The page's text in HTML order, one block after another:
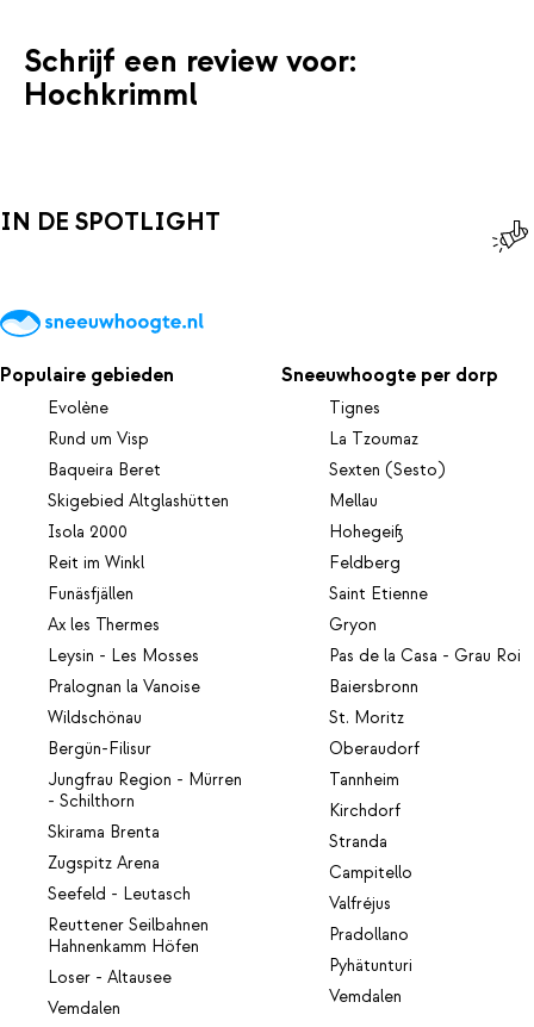
Schrijf een review voor:
Hochkrimml
IN DE SPOTLIGHT
Populaire gebieden
Evolène
Rund um Visp
Baqueira Beret
Skigebied Altglashütten
Isola 2000
Reit im Winkl
Funäsfjällen
Ax les Thermes
Leysin - Les Mosses
Pralognan la Vanoise
Wildschönau
Bergün-Filisur
Jungfrau Region - Mürren
- Schilthorn
Skirama Brenta
Zugspitz Arena
Seefeld - Leutasch
Reuttener Seilbahnen
Hahnenkamm Höfen
Loser - Altausee
Vemdalen
Sneeuwhoogte per dorp
Tignes
La Tzoumaz
Sexten (Sesto)
Mellau
Hohegeiß
Feldberg
Saint Etienne
Gryon
Pas de la Casa - Grau Roi
Baiersbronn
St. Moritz
Oberaudorf
Tannheim
Kirchdorf
Stranda
Campitello
Valfréjus
Pradollano
Pyhätunturi
Vemdalen